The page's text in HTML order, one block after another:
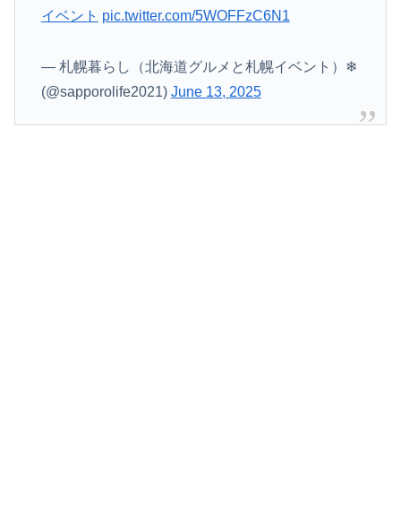
イベント pic.twitter.com/5WOFFzC6N1
— 札幌暮らし（北海道グルメと札幌イベント）❄
(@sapporolife2021) June 13, 2025